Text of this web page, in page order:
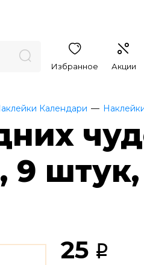
Избранное Акции
Календари
9 штук,
25